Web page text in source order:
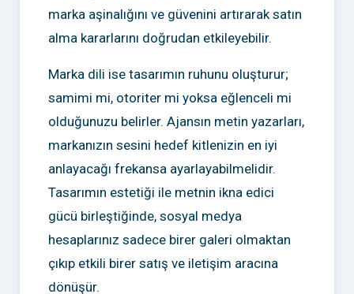
marka aşinalığını ve güvenini artırarak satın
alma kararlarını doğrudan etkileyebilir.
Marka dili ise tasarımın ruhunu oluşturur;
samimi mi, otoriter mi yoksa eğlenceli mi
olduğunuzu belirler. Ajansın metin yazarları,
markanızın sesini hedef kitlenizin en iyi
anlayacağı frekansa ayarlayabilmelidir.
Tasarımın estetiği ile metnin ikna edici
gücü birleştiğinde, sosyal medya
hesaplarınız sadece birer galeri olmaktan
çıkıp etkili birer satış ve iletişim aracına
dönüşür.